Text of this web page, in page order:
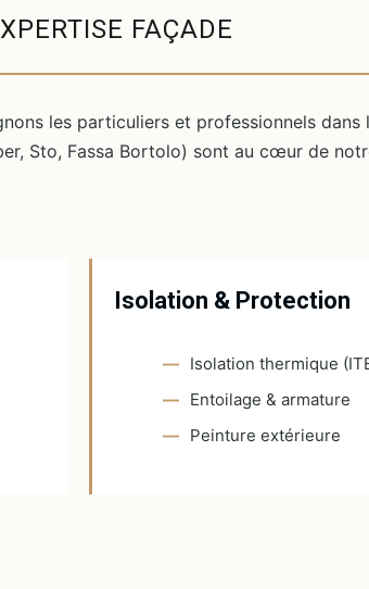
FAÇADE
les particuliers et professionnels
Sto, Fassa Bortolo) sont au cœur de
Isolation & Protection
Isolation thermique
Entoilage & armature
Peinture extérieure